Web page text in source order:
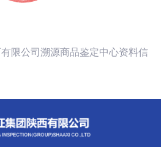
限公司溯源商品鉴定中心资料信